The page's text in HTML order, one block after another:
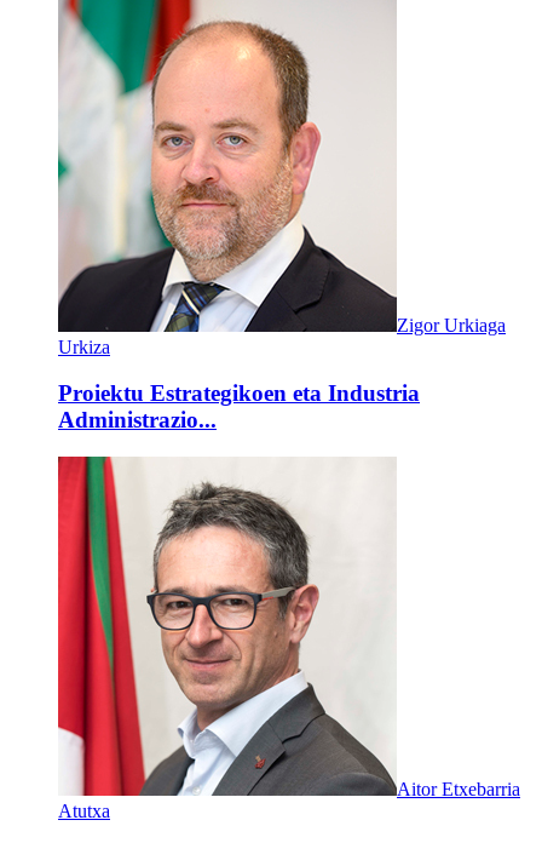
Zigor Urkiaga
Urkiza
Proiektu Estrategikoen eta Industria
Administrazio...
Aitor Etxebarria
Atutxa